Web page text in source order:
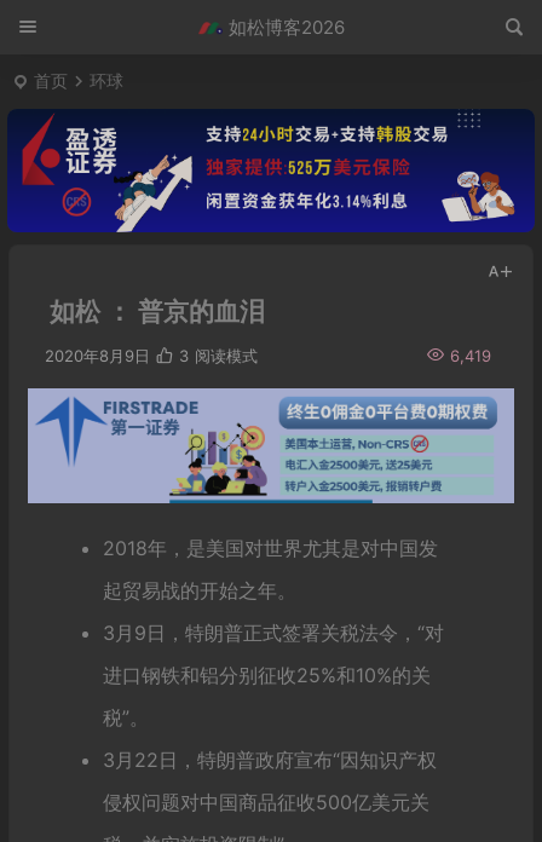
如松博客2026
首页 环球
如松 ： 普京的血泪
2020年8月9日 6,419
3 阅读模式
2018年，是美国对世界尤其是对中国发
起贸易战的开始之年。
3月9日，特朗普正式签署关税法令，“对
进口钢铁和铝分别征收25%和10%的关
税”。
3月22日，特朗普政府宣布“因知识产权
侵权问题对中国商品征收500亿美元关